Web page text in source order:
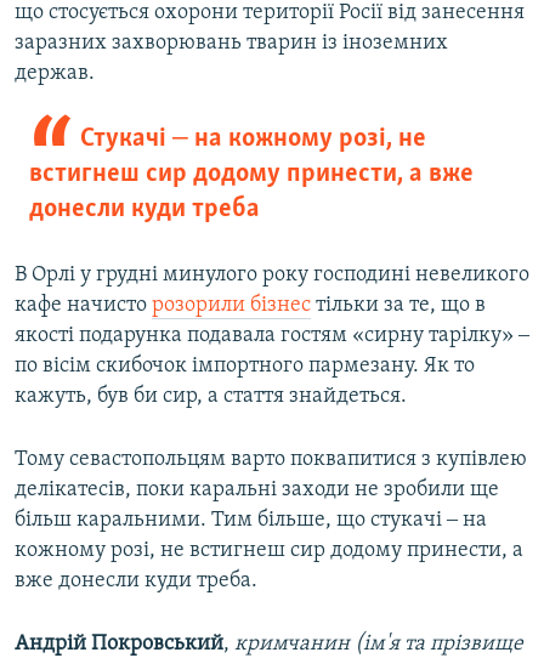
що стосується охорони території Росії від занесення
заразних захворювань тварин із іноземних
держав.
Стукачі ‒ на кожному розі, не
встигнеш сир додому принести, а вже
донесли куди треба
В Орлі у грудні минулого року господині невеликого
кафе начисто розорили бізнес тільки за те, що в
якості подарунка подавала гостям «сирну тарілку» ‒
по вісім скибочок імпортного пармезану. Як то
кажуть, був би сир, а стаття знайдеться.
Тому севастопольцям варто поквапитися з купівлею
делікатесів, поки каральні заходи не зробили ще
більш каральними. Тим більше, що стукачі ‒ на
кожному розі, не встигнеш сир додому принести, а
вже донесли куди треба.
Андрій Покровський, кримчанин (ім'я та прізвище